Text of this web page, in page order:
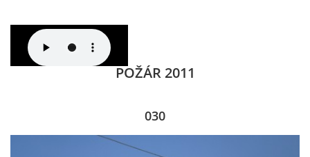
O NÁS
CO NOVÉHO ZKOUŠÍME
POŽÁR 2011
030